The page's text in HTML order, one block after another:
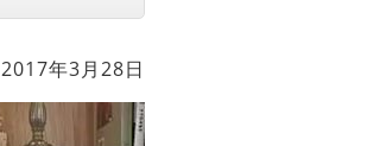
2017年3月28日